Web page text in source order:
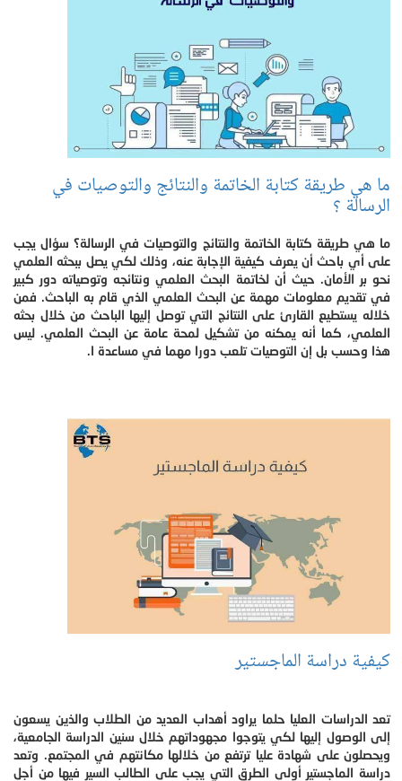
ما هي طريقة كتابة الخاتمة والنتائج والتوصيات في
الرسالة ؟
ما هي طريقة كتابة الخاتمة والنتائج والتوصيات في الرسالة؟ سؤال يجب
على أي باحث أن يعرف كيفية الإجابة عنه، وذلك لكي يصل ببحثه العلمي
نحو بر الأمان. حيث أن لخاتمة البحث العلمي ونتائجه وتوصياته دور كبير
في تقديم معلومات مهمة عن البحث العلمي الذي قام به الباحث. فمن
خلاله يستطيع القارئ على النتائج التي توصل إليها الباحث من خلال بحثه
العلمي، كما أنه يمكنه من تشكيل لمحة عامة عن البحث العلمي. ليس
هذا وحسب بل إن التوصيات تلعب دورا مهما في مساعدة ا.
كيفية دراسة الماجستير
تعد الدراسات العليا حلما يراود أهداب العديد من الطلاب والذين يسعون
إلى الوصول إليها لكي يتوجوا مجهوداتهم خلال سنين الدراسة الجامعية،
ويحصلون على شهادة عليا ترتفع من خلالها مكانتهم في المجتمع. وتعد
دراسة الماجستير أولى الطرق التي يجب على الطالب السير فيها من أجل